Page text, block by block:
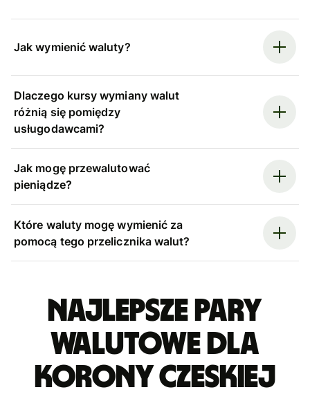
Jak wymienić waluty?
Dlaczego kursy wymiany walut
różnią się pomiędzy
usługodawcami?
Jak mogę przewalutować
pieniądze?
Które waluty mogę wymienić za
pomocą tego przelicznika walut?
Najlepsze pary
walutowe dla
korony czeskiej